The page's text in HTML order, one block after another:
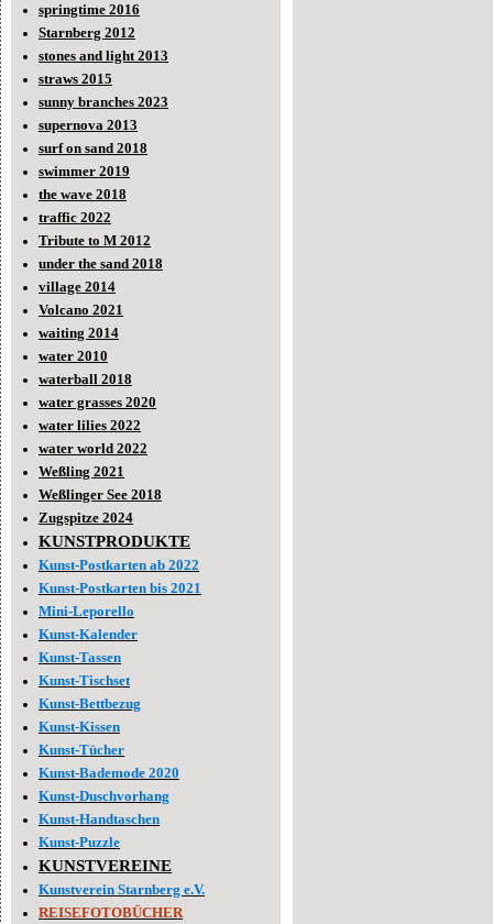
springtime 2016
Starnberg 2012
stones and light 2013
straws 2015
sunny branches 2023
supernova 2013
surf on sand 2018
swimmer 2019
the wave 2018
traffic 2022
Tribute to M 2012
under the sand 2018
village 2014
Volcano 2021
waiting 2014
water 2010
waterball 2018
water grasses 2020
water lilies 2022
water world 2022
Weßling 2021
Weßlinger See 2018
Zugspitze 2024
KUNSTPRODUKTE
Kunst-Postkarten ab 2022
Kunst-Postkarten bis 2021
Mini-Leporello
Kunst-Kalender
Kunst-Tassen
Kunst-Tischset
Kunst-Bettbezug
Kunst-Kissen
Kunst-Tücher
Kunst-Bademode 2020
Kunst-Duschvorhang
Kunst-Handtaschen
Kunst-Puzzle
KUNSTVEREINE
Kunstverein Starnberg e.V.
REISEFOTOBÜCHER